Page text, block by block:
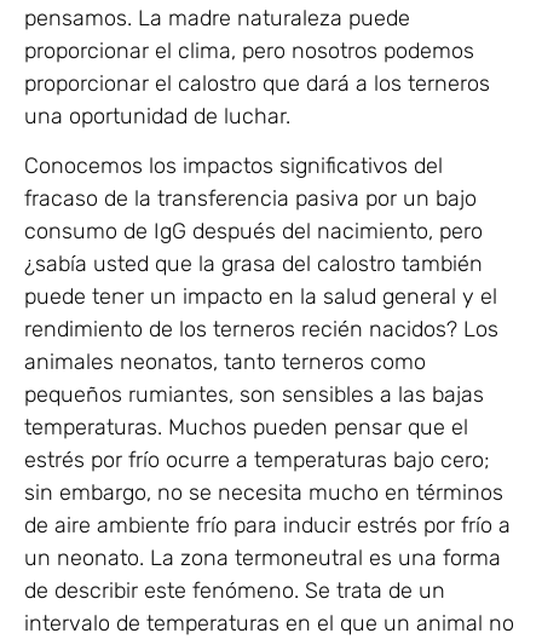
pensamos. La madre naturaleza puede
proporcionar el clima, pero nosotros podemos
proporcionar el calostro que dará a los terneros
una oportunidad de luchar.
Conocemos los impactos significativos del
fracaso de la transferencia pasiva por un bajo
consumo de IgG después del nacimiento, pero
¿sabía usted que la grasa del calostro también
puede tener un impacto en la salud general y el
rendimiento de los terneros recién nacidos? Los
animales neonatos, tanto terneros como
pequeños rumiantes, son sensibles a las bajas
temperaturas. Muchos pueden pensar que el
estrés por frío ocurre a temperaturas bajo cero;
sin embargo, no se necesita mucho en términos
de aire ambiente frío para inducir estrés por frío a
un neonato. La zona termoneutral es una forma
de describir este fenómeno. Se trata de un
intervalo de temperaturas en el que un animal no